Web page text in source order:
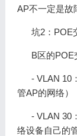
AP不一定是故
坑2：POE
B区的POE
- VLAN 10
管AP的网络）
- VLAN 30
络设备自己的